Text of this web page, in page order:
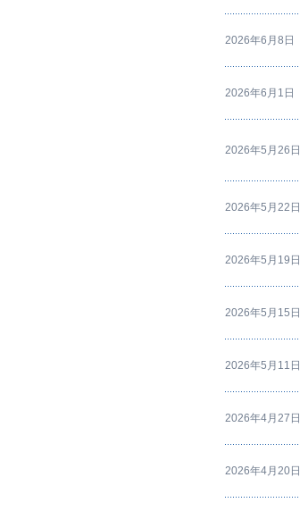
2026年6月8日
2026年6月1日
2026年5月26日
2026年5月22日
2026年5月19日
2026年5月15日
2026年5月11日
2026年4月27日
2026年4月20日